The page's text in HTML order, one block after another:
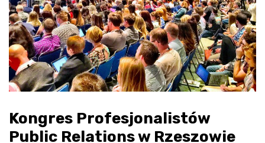
Kongres Profesjonalistów
Public Relations w Rzeszowie